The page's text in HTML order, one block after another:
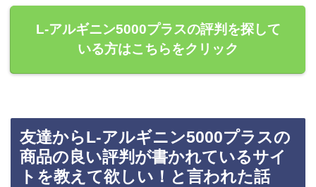
L-アルギニン5000プラスの評判を探して
いる方はこちらをクリック
友達からL-アルギニン5000プラスの
商品の良い評判が書かれているサイ
トを教えて欲しい！と言われた話